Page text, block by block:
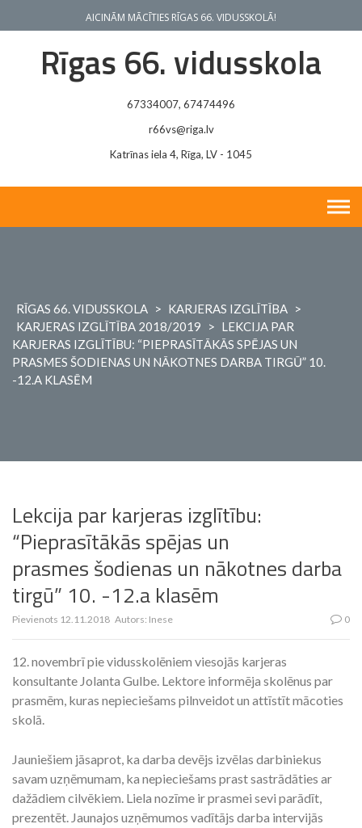
AICINĀM MĀCĪTIES RĪGAS 66. VIDUSSKOLĀ!
Rīgas 66. vidusskola
67334007, 67474496
r66vs@riga.lv
Katrīnas iela 4, Rīga, LV - 1045
RĪGAS 66. VIDUSSKOLA > KARJERAS IZGLĪTĪBA >
KARJERAS IZGLĪTĪBA 2018/2019
> LEKCIJA PAR
KARJERAS IZGLĪTĪBU: “PIEPRASĪTĀKĀS SPĒJAS UN
PRASMES ŠODIENAS UN NĀKOTNES DARBA TIRGŪ” 10.
-12.A KLASĒM
Lekcija par karjeras izglītību:
“Pieprasītākās spējas un
prasmes šodienas un nākotnes darba
tirgū” 10. -12.a klasēm
Pievienots 12.11.2018 Autors: Inese 0
12. novembrī pie vidusskolēniem viesojās karjeras
konsultante Jolanta Gulbe. Lektore informēja skolēnus par
prasmēm, kuras nepieciešams pilnveidot un attīstīt mācoties
skolā.
Jauniešiem jāsaprot, ka darba devējs izvēlas darbiniekus
savam uzņēmumam, ka nepieciešams prast sastrādāties ar
dažādiem cilvēkiem. Liela nozīme ir prasmei sevi parādīt,
prezentēt. Jaunajos uzņēmumos vadītājs darba intervijās